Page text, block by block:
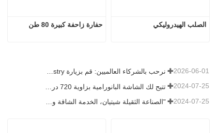
حفارة زاحفة كبيرة 80 طن الصلب الهيدروليكي
نرحب بالشركاء العالميين: قم بزيارة Shitian Heavy Industry لمشاهدة الحفارات الكبيرة المميزة 2026-06-01
2024-07-25
2024-07-25